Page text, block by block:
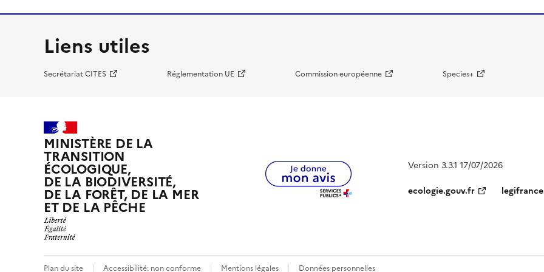
Liens utiles
Secrétariat CITES Réglementation UE Commission européenne Species+
MINISTÈRE DE LA
TRANSITION
ÉCOLOGIQUE,
DE LA BIODIVERSITÉ,
DE LA FORÊT, DE LA MER
ET DE LA PÊCHE
Version 3.3.1 17/07/2026
ecologie.gouv.fr
Plan du site Accessibilité: non conforme Mentions légales Données personnelles